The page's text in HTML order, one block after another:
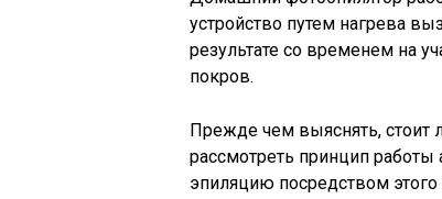
устройство путем нагрева
результате со временем на
покров.
Прежде чем выяснять, стоит
рассмотреть принцип работы
эпиляцию посредством этого